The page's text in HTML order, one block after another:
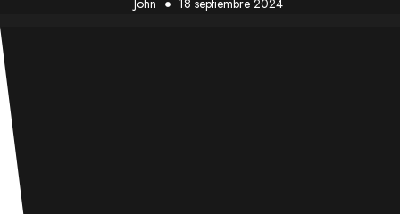
John 18 septiembre 2024